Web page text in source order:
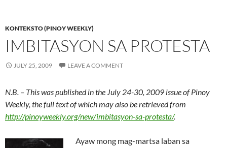
KONTEKSTO (PINOY WEEKLY)
IMBITASYON SA PROTESTA
JULY 25, 2009 LEAVE A COMMENT
N.B. – This was published in the July 24-30, 2009 issue of Pinoy
Weekly, the full text of which may also be retrieved from
http://pinoyweekly.org/new/imbitasyon-sa-protesta/.
Ayaw mong mag-martsa laban sa